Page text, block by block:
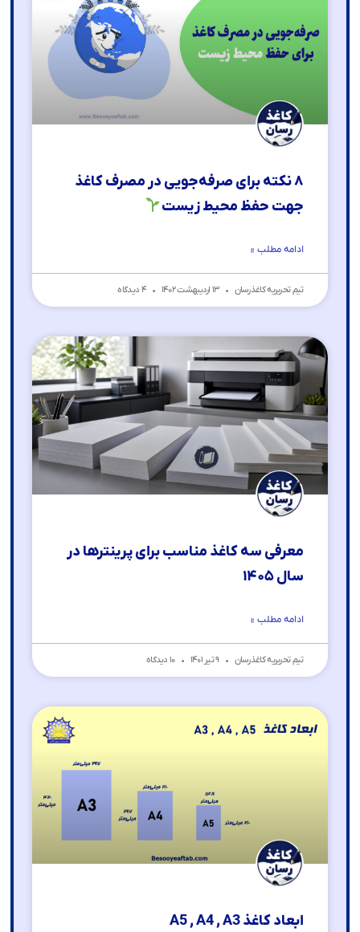
۸ نکته برای صرفه‌جویی در مصرف کاغذ
جهت حفظ محیط زیست
ادامه مطلب »
تیم تحریریه کاغذرسان ۱۳ اردیبهشت ۱۴۰۲ ۴ دیدگاه
معرفی سه کاغذ مناسب برای پرینترها در
سال ۱۴۰۵
ادامه مطلب »
تیم تحریریه کاغذرسان ۹ تیر ۱۴۰۱ ۱۰ دیدگاه
ابعاد کاغذ A5 , A4 , A3